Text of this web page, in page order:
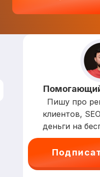
Пишу про
клиентов,
деньги на